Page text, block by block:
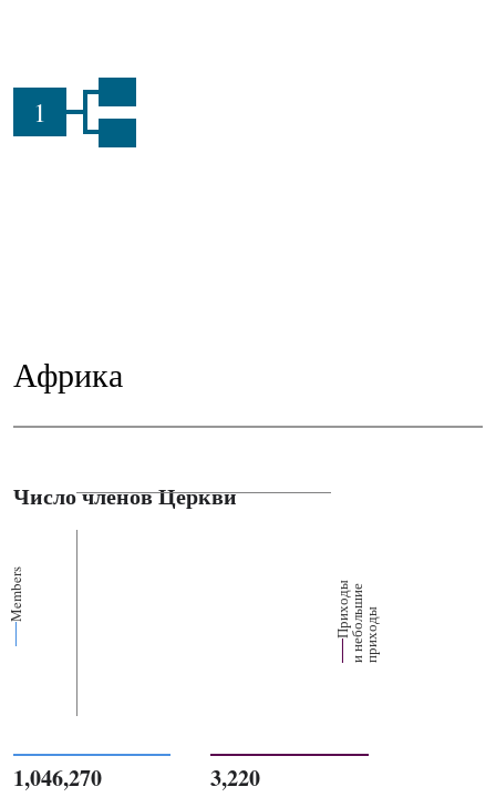
1
Африка
Число членов Церкви
Members П
р
их
о
д
ы
и
н
е
б
о
ль
ш
ие
п
р
и
х
о
ды
1,046,270 3,220